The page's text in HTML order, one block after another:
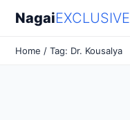
NagaiEXCLUSIVE
Home / Tag: Dr. Kousalya